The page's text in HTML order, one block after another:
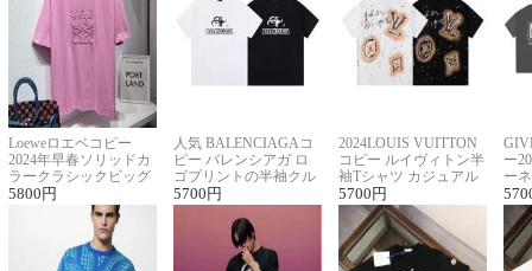
Loeweロエベコピー
2024年早春ソリッドカ
ラークラシックビッグ
ロゴ刺繍Tシャツ
5800 円
人気 BALENCIAGAコ
ピー バレンシアガ ロ
ゴプリントの半袖クル
ーネックTシャツ
5700 円
2024LOUIS VUITTON
コピー ルイヴィトン半
袖Tシャツ カジュアル
に馴染む 2色展開
5700 円
ー
ー
ー